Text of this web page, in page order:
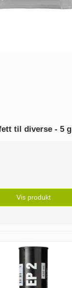
til diverse - 5 g
Vis produkt